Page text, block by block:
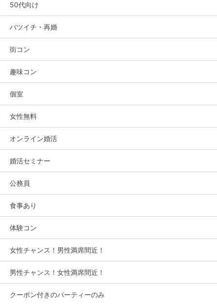
50代向け
バツイチ・再婚
街コン
趣味コン
個室
女性無料
オンライン婚活
婚活セミナー
公務員
食事あり
体験コン
女性チャンス！男性満席間近！
男性チャンス！女性満席間近！
クーポン付きのパーティーのみ